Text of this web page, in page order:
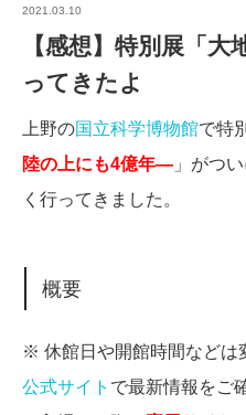
2021.03.10
【感想】特別展「
ってきたよ
上野の国立科学博物館で特
陸の上にも4億年― 」がつ
く行ってきました。
概要
※ 休館日や開館時間などは
公式サイト で最新情報をご